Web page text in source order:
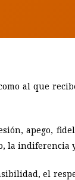
al que
apego,
la indiferencia
el